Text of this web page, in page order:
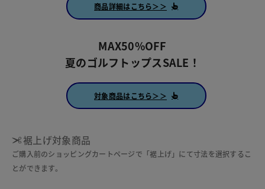
商品詳細はこちら＞＞
MAX50%OFF
夏のゴルフトップスSALE！
対象商品はこちら＞＞
裾上げ対象商品
ご購入前のショッピングカートページで「裾上げ」にて寸法を選択するこ
とができます。